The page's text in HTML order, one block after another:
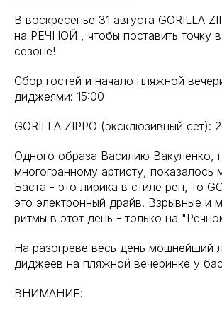
В воскресенье 31 августа GORILLA
на РЕЧНОЙ , чтобы поставить точку
сезоне!
Сбор гостей и начало пляжной
диджеями: 15:00
GORILLA ZIPPO (эксклюзивный сет):
Одного образа Василию Вакуленко,
многогранному артисту, показалось
Баста - это лирика в стиле реп, то
это электронный драйв. Взрывные и
ритмы в этот день - только на
На разогреве весь день мощнейший
диджеев на пляжной вечеринке у
ВНИМАНИЕ: